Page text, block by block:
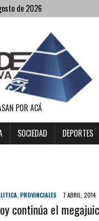
de 2026
POR ACÁ
SOCIEDAD DEPORTES
PROVINCIALES 7 ABRIL, 2014
continúa el